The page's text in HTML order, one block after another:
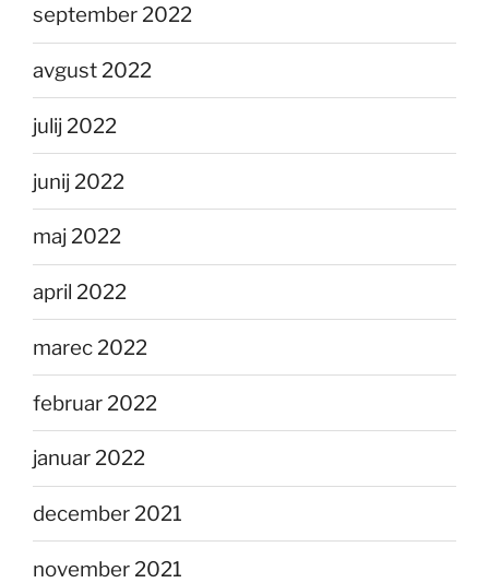
september 2022
avgust 2022
julij 2022
junij 2022
maj 2022
april 2022
marec 2022
februar 2022
januar 2022
december 2021
november 2021